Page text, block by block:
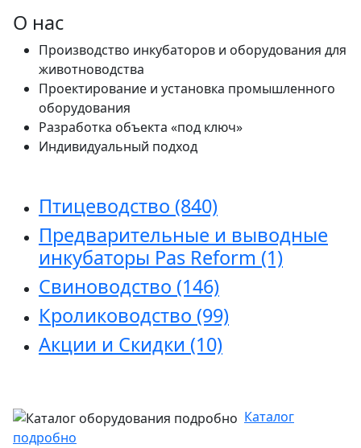
О нас
Производство инкубаторов и оборудования для
животноводства
Проектирование и установка промышленного
оборудования
Разработка объекта «под ключ»
Индивидуальный подход
Птицеводство (840)
Предварительные и выводные
инкубаторы Pas Reform (1)
Свиноводство (146)
Кролиководство (99)
Акции и Скидки (10)
Каталог
подробно